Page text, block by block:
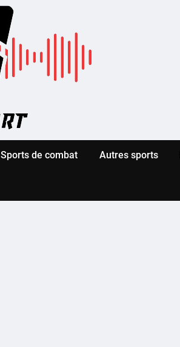
Sports de combat Autres sports